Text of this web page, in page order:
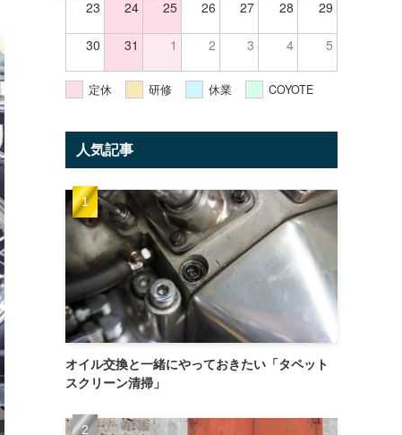
23 24 25 26 27 28 29
30 31 1 2 3 4 5
定休 研修 休業 COYOTE
人気記事
オイル交換と一緒にやっておきたい「タペット
スクリーン清掃」